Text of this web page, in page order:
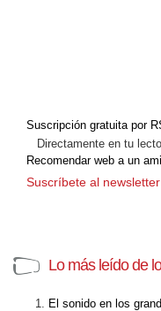
Suscripción gratuita por
Directamente en tu
Recomendar web a un
Suscríbete al
Lo más leído de
El sonido en los